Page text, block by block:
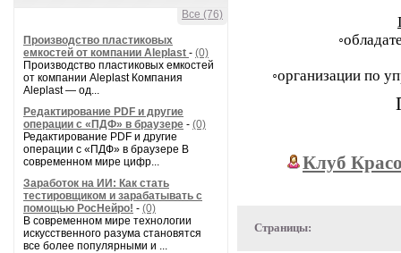
Все (76)
Производство пластиковых
емкостей от компании Aleplast - (0)
Производство пластиковых емкостей
от компании Aleplast Компания
Aleplast — од...
Редактирование PDF и другие
операции с «ПДФ» в браузере - (0)
Редактирование PDF и другие
операции с «ПДФ» в браузере В
современном мире цифр...
Заработок на ИИ: Как стать
тестировщиком и зарабатывать с
помощью РосНейро! - (0)
В современном мире технологии
искусственного разума становятся
все более популярными и ...
◦организации по
Клуб
Страницы: